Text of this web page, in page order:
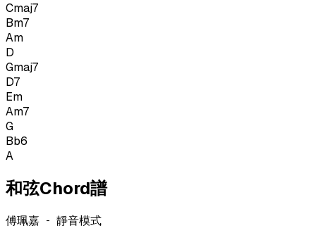
Cmaj7
Bm7
Am
D
Gmaj7
D7
Em
Am7
G
Bb6
A
和弦Chord譜
傅珮嘉 - 靜音模式